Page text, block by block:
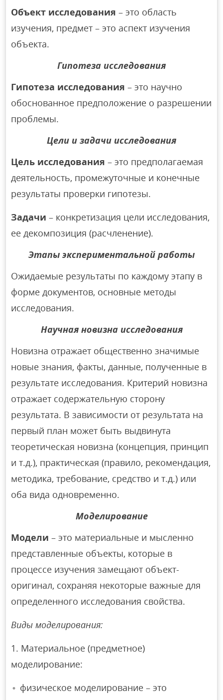
Объект исследования – это область
изучения, предмет – это аспект изучения
объекта.
Гипотеза исследования
Гипотеза исследования – это научно
обоснованное предположение о разрешении
проблемы.
Цели и задачи исследования
Цель исследования – это предполагаемая
деятельность, промежуточные и конечные
результаты проверки гипотезы.
Задачи – конкретизация цели исследования,
ее декомпозиция (расчленение).
Этапы экспериментальной работы
Ожидаемые результаты по каждому этапу в
форме документов, основные методы
исследования.
Научная новизна исследования
Новизна отражает общественно значимые
новые знания, факты, данные, полученные в
результате исследования. Критерий новизна
отражает содержательную сторону
результата. В зависимости от результата на
первый план может быть выдвинута
теоретическая новизна (концепция, принцип
и т.д.), практическая (правило, рекомендация,
методика, требование, средство и т.д.) или
оба вида одновременно.
Моделирование
Модели – это материальные и мысленно
представленные объекты, которые в
процессе изучения замещают объект-
оригинал, сохраняя некоторые важные для
определенного исследования свойства.
Виды моделирования:
1. Материальное (предметное)
моделирование:
физическое моделирование – это